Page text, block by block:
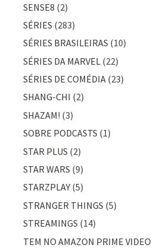
SENSE8 (2)
SÉRIES (283)
SÉRIES BRASILEIRAS (10)
SÉRIES DA MARVEL (22)
SÉRIES DE COMÉDIA (23)
SHANG-CHI (2)
SHAZAM! (3)
SOBRE PODCASTS (1)
STAR PLUS (2)
STAR WARS (9)
STARZPLAY (5)
STRANGER THINGS (5)
STREAMINGS (14)
TEM NO AMAZON PRIME VIDEO